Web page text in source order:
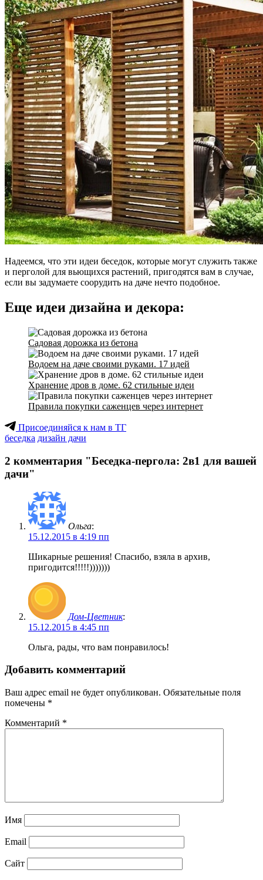
Надеемся, что эти идеи беседок, которые могут служить также
и перголой для вьющихся растений, пригодятся вам в случае,
если вы задумаете соорудить на даче нечто подобное.
Еще идеи дизайна и декора:
Садовая дорожка из бетона
Водоем на даче своими руками. 17 идей
Хранение дров в доме. 62 стильные идеи
Правила покупки саженцев через интернет
Присоединяйся к нам в ТГ
беседка дизайн дачи
2 комментария "Беседка-пергола: 2в1 для вашей
дачи"
Ольга:
15.12.2015 в 4:19 пп
Шикарные решения! Спасибо, взяла в архив,
пригодится!!!!!)))))))
Дом-Цветник:
15.12.2015 в 4:45 пп
Ольга, рады, что вам понравилось!
Добавить комментарий
Ваш адрес email не будет опубликован. Обязательные поля
помечены *
Комментарий *
Имя
Email
Сайт